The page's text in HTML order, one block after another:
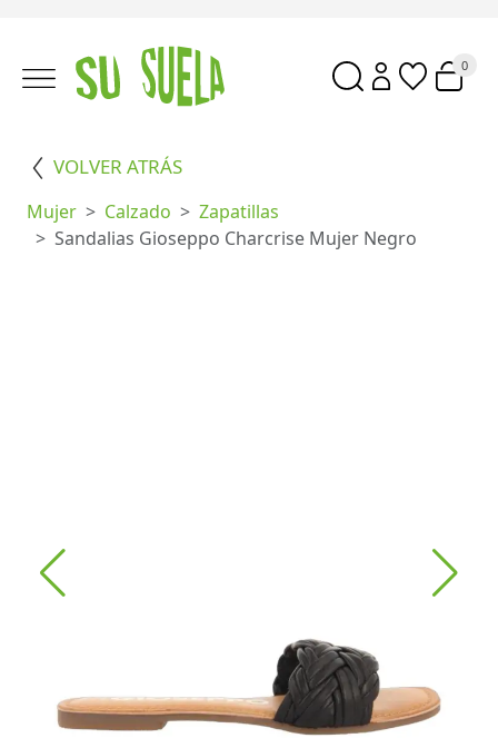
0
VOLVER ATRÁS
Mujer Calzado
Zapatillas
Sandalias Gioseppo Charcrise Mujer Negro